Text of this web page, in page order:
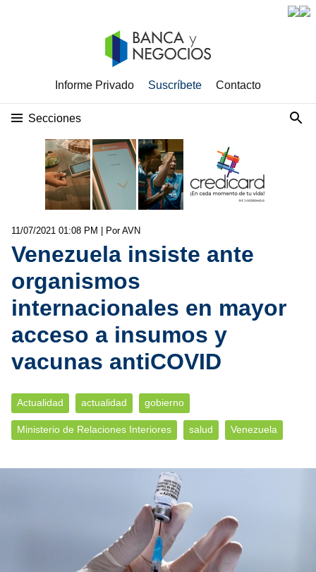
Informe Privado Suscríbete Contacto
Secciones
11/07/2021 01:08 PM | Por AVN
Venezuela insiste ante
organismos
internacionales en mayor
acceso a insumos y
vacunas antiCOVID
Actualidad actualidad gobierno
Ministerio de Relaciones Interiores salud Venezuela